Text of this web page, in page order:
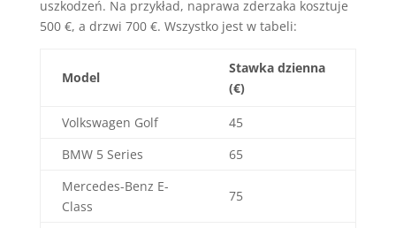
uszkodzeń. Na przykład, naprawa zderzaka kosztuje
500 €, a drzwi 700 €. Wszystko jest w tabeli:
Model
Stawka dzienna
(€)
Volkswagen Golf
45
BMW 5 Series
65
Mercedes-Benz E-
Class
75